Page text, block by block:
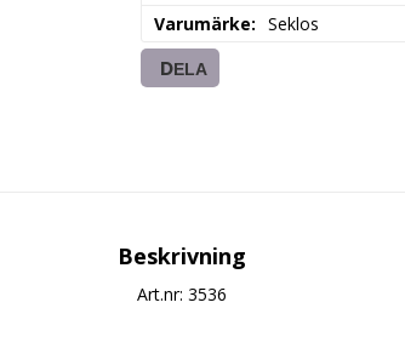
Varumärke
Seklos
DELA
Beskrivning
Art.nr: 3536